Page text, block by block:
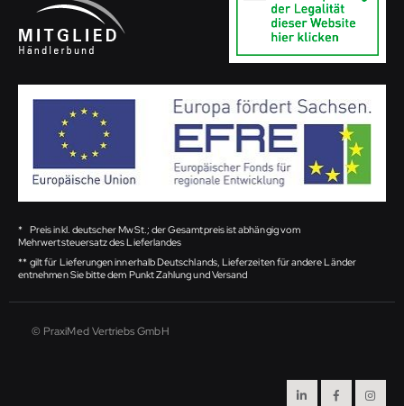
* Preis inkl. deutscher MwSt.; der Gesamtpreis ist abhängig vom
Mehrwertsteuersatz des Lieferlandes
** gilt für Lieferungen innerhalb Deutschlands, Lieferzeiten für andere Länder
entnehmen Sie bitte dem Punkt Zahlung und Versand
© PraxiMed Vertriebs GmbH